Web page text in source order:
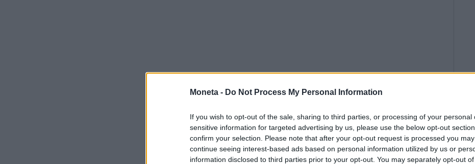
Moneta - Do Not Process My Personal Information
If you wish to opt-out of the sale, sharing to third parties, or processing of your personal
sensitive information for targeted advertising by us, please use the below opt-out
confirm your selection. Please note that after your opt-out request is processed you may
continue seeing interest-based ads based on personal information utilized by us or
information disclosed to third parties prior to your opt-out. You may separately opt-out